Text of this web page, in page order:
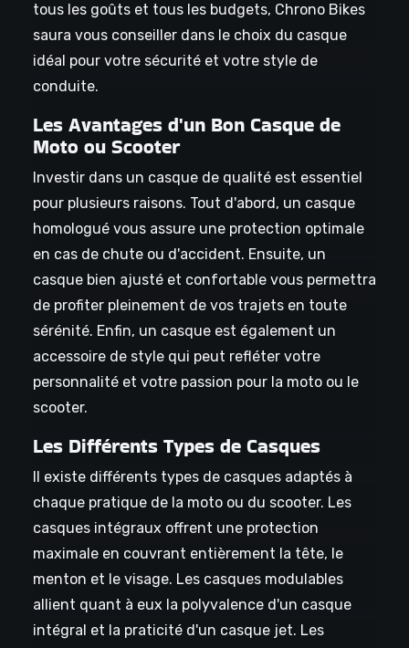
tous les goûts et tous les budgets, Chrono Bikes
saura vous conseiller dans le choix du casque
idéal pour votre sécurité et votre style de
conduite.
Les Avantages d'un Bon Casque de
Moto ou Scooter
Investir dans un casque de qualité est essentiel
pour plusieurs raisons. Tout d'abord, un casque
homologué vous assure une protection optimale
en cas de chute ou d'accident. Ensuite, un
casque bien ajusté et confortable vous permettra
de profiter pleinement de vos trajets en toute
sérénité. Enfin, un casque est également un
accessoire de style qui peut refléter votre
personnalité et votre passion pour la moto ou le
scooter.
Les Différents Types de Casques
Il existe différents types de casques adaptés à
chaque pratique de la moto ou du scooter. Les
casques intégraux offrent une protection
maximale en couvrant entièrement la tête, le
menton et le visage. Les casques modulables
allient quant à eux la polyvalence d'un casque
intégral et la praticité d'un casque jet. Les